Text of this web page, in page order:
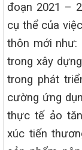
đoạn 2021 –
cụ thể của
thôn mới như:
trong xây
trong phát
cường ứng
thực tế ảo
xúc tiến